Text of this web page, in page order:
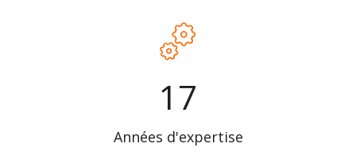
17
Années d'expertise